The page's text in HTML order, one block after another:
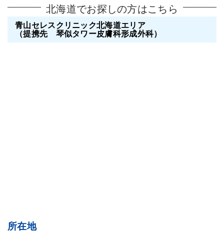
北海道でお探しの方はこちら
青山セレスクリニック北海道エリア
（提携先 琴似タワー皮膚科形成外科）
所在地